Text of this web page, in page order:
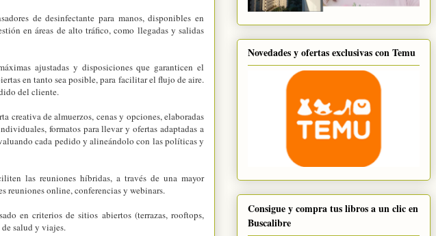
de desinfectante para manos, disponibles en
en áreas de alto tráfico, como llegadas y salidas
ajustadas y disposiciones que garanticen el
en tanto sea posible, para facilitar el flujo de aire.
del cliente.
creativa de almuerzos, cenas y opciones, elaboradas
formatos para llevar y ofertas adaptadas a
cada pedido y alineándolo con las políticas y
las reuniones híbridas, a través de una mayor
reuniones online, conferencias y webinars.
en criterios de sitios abiertos (terrazas, rooftops,
salud y viajes.
Novedades y ofertas exclusivas con Temu
Consigue y compra tus libros a un clic en
Buscalibre